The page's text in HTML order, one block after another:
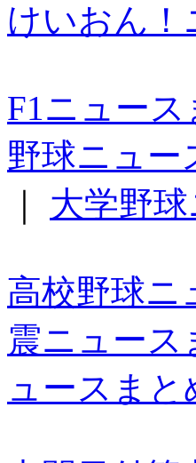
けいおん！
F1ニュース
野球ニュー
大学野
高校野球ニ
震ニュース
ュースまと